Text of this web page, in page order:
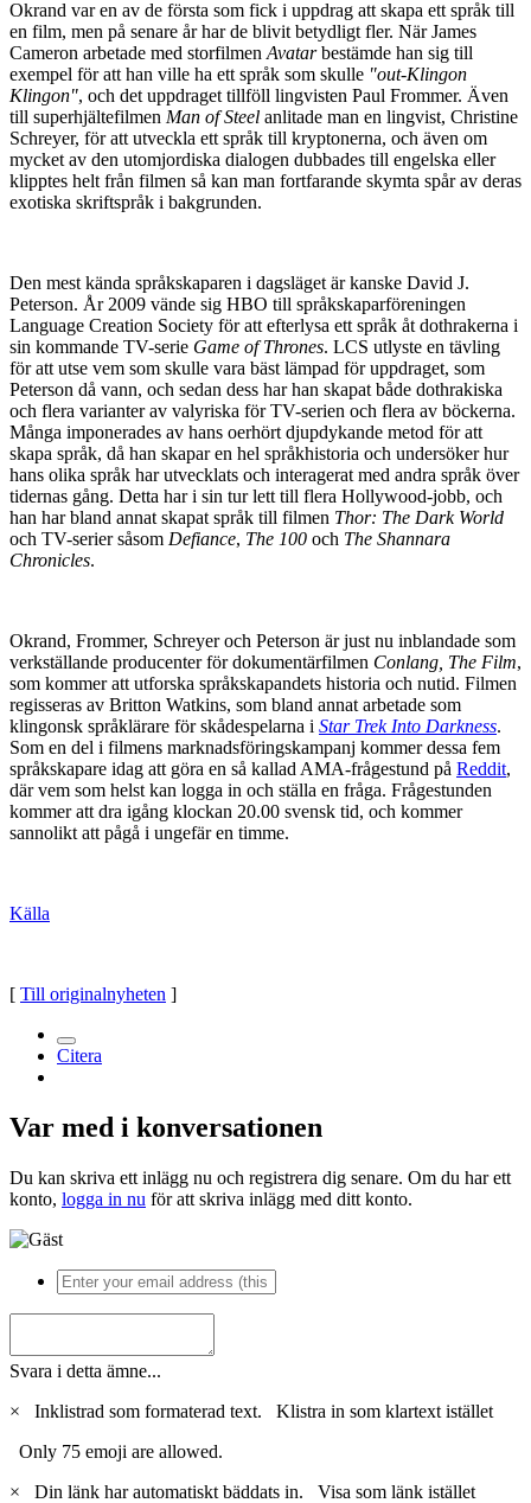
Okrand var en av de första som fick i uppdrag att skapa ett språk till
en film, men på senare år har de blivit betydligt fler. När James
Cameron arbetade med storfilmen Avatarbestämde han sig till
exempel för att han ville ha ett språk som skulle "out-Klingon
Klingon", och det uppdraget tillföll lingvisten Paul Frommer. Även
till superhjältefilmen Man of Steel anlitade man en lingvist, Christine
Schreyer, för att utveckla ett språk till kryptonerna, och även om
mycket av den utomjordiska dialogen dubbades till engelska eller
klipptes helt från filmen så kan man fortfarande skymta spår av deras
exotiska skriftspråk i bakgrunden.
Den mest kända språkskaparen i dagsläget är kanske David J.
Peterson. År 2009 vände sig HBO till språkskaparföreningen
Language Creation Society för att efterlysa ett språk åt dothrakerna i
sin kommande TV-serie Game of Thrones. LCS utlyste en tävling
för att utse vem som skulle vara bäst lämpad för uppdraget, som
Peterson då vann, och sedan dess har han skapat både dothrakiska
och flera varianter av valyriska för TV-serien och flera av böckerna.
Många imponerades av hans oerhört djupdykande metod för att
skapa språk, då han skapar en hel språkhistoria och undersöker hur
hans olika språk har utvecklats och interagerat med andra språk över
tidernas gång. Detta har i sin tur lett till flera Hollywood-jobb, och
han har bland annat skapat språk till filmen Thor: The Dark World
och TV-serier såsom Defiance, The 100 och The Shannara
Chronicles.
Okrand, Frommer, Schreyer och Peterson är just nu inblandade som
verkställande producenter för dokumentärfilmen Conlang, The Film,
som kommer att utforska språkskapandets historia och nutid. Filmen
regisseras av Britton Watkins, som bland annat arbetade som
klingonsk språklärare för skådespelarna i Star Trek Into Darkness.
Som en del i filmens marknadsföringskampanj kommer dessa fem
språkskapare idag att göra en så kallad AMA-frågestund på Reddit,
där vem som helst kan logga in och ställa en fråga. Frågestunden
kommer att dra igång klockan 20.00 svensk tid, och kommer
sannolikt att pågå i ungefär en timme.
Källa
[ Till originalnyheten ]
Citera
Var med i konversationen
Du kan skriva ett inlägg nu och registrera dig senare. Om du har ett
konto, logga in nu för att skriva inlägg med ditt konto.
Svara i detta ämne...
×
Inklistrad som formaterad text. Klistra in som klartext istället
Only 75 emoji are allowed.
×
Din länk har automatiskt bäddats in. Visa som länk istället